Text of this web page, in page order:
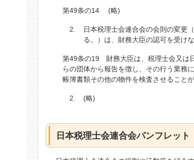
第49条の14 (略)
日本税理士会連合会の会則の変更
る。）は、財務大臣の認可を受け
第49条の19 財務大臣は、税理士会又は
らの団体から報告を徴し、その行う業務
帳簿書類その他の物件を検査させることが
(略)
日本税理士会連合会パンフレット